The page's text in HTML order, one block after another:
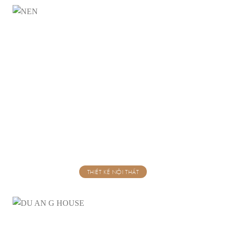
THIẾT KẾ NỘI THẤT